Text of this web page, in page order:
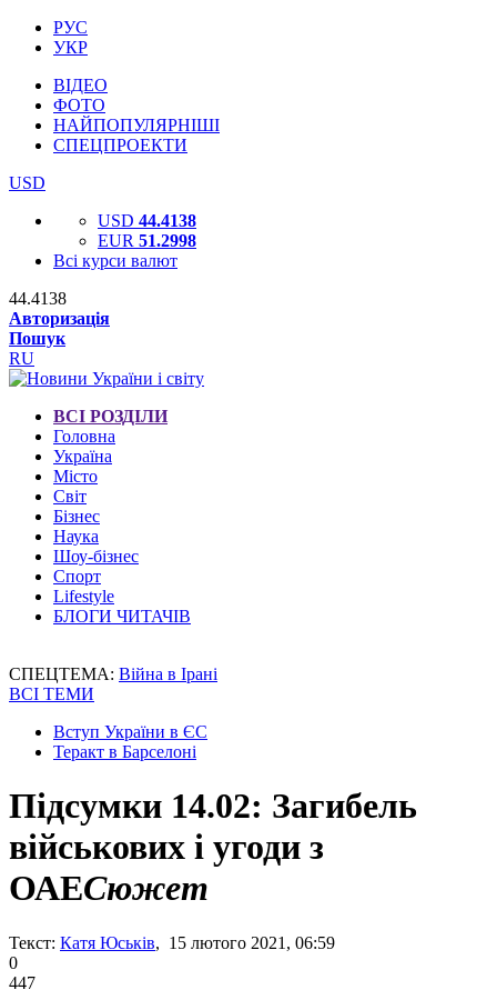
РУС
УКР
ВІДЕО
ФОТО
НАЙПОПУЛЯРНІШІ
СПЕЦПРОЕКТИ
USD
USD 44.4138
EUR 51.2998
Всі курси валют
44.4138
Авторизація
Пошук
RU
ВСІ РОЗДІЛИ
Головна
Україна
Місто
Світ
Бізнес
Наука
Шоу-бізнес
Спорт
Lifestyle
БЛОГИ ЧИТАЧІВ
СПЕЦТЕМА: Війна в Ірані
ВСІ ТЕМИ
Вступ України в ЄС
Теракт в Барселоні
Підсумки 14.02: Загибель
військових і угоди з
ОАЕСюжет
Текст: Катя Юськів, 15 лютого 2021, 06:59
0
447